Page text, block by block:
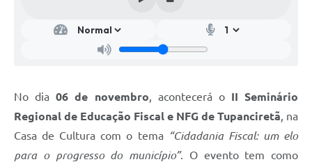
No dia06 de novembro, acontecerá o II Seminário
Regional de Educação Fiscal e NFG de Tupanciretã, na
Casa de Cultura com o tema “Cidadania Fiscal: um elo
para o progresso do município”. O evento tem como